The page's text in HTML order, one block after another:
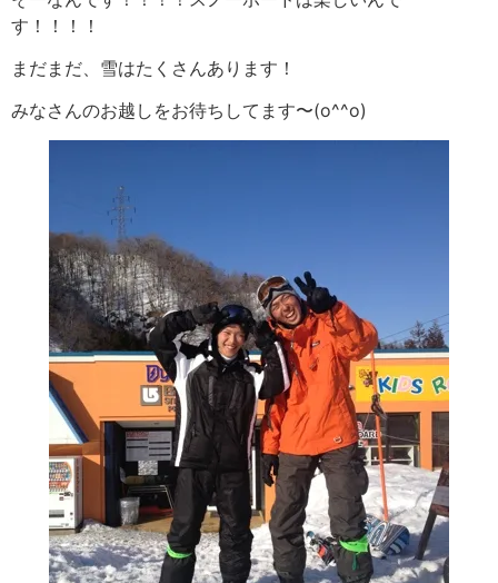
す！！！！
まだまだ、雪はたくさんあります！
みなさんのお越しをお待ちしてます〜(o^^o)